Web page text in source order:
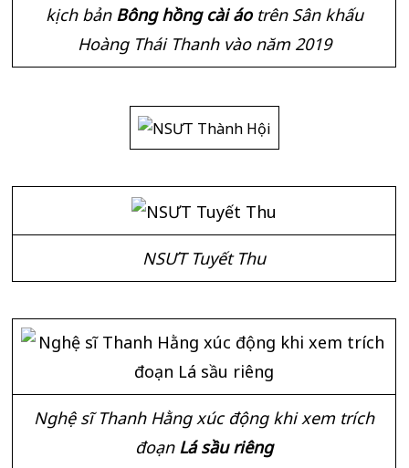
kịch bản Bông hồng cài áotrên Sân khấu
Hoàng Thái Thanh vào năm 2019
NSƯT Tuyết Thu
Nghệ sĩ Thanh Hằng xúc động khi xem trích
đoạn Lá sầu riêng